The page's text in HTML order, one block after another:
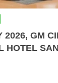
2026, GM
HOTEL